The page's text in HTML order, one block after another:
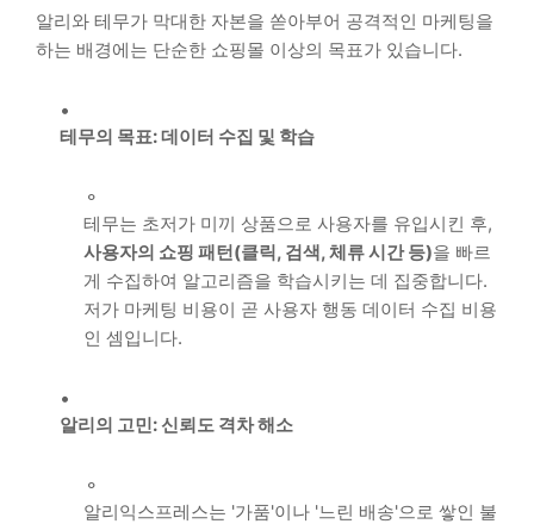
알리와 테무가 막대한 자본을 쏟아부어 공격적인 마케팅을
하는 배경에는 단순한 쇼핑몰 이상의 목표가 있습니다.
테무의 목표: 데이터 수집 및 학습
테무는 초저가 미끼 상품으로 사용자를 유입시킨 후,
사용자의 쇼핑 패턴(클릭, 검색, 체류 시간 등)을 빠르
게 수집하여 알고리즘을 학습시키는 데 집중합니다.
저가 마케팅 비용이 곧 사용자 행동 데이터 수집 비용
인 셈입니다.
알리의 고민: 신뢰도 격차 해소
알리익스프레스는 '가품'이나 '느린 배송'으로 쌓인 불